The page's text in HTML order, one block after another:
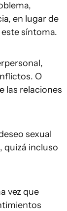
en lugar de
síntoma.
O
las relaciones
sexual
quizá incluso
vez que